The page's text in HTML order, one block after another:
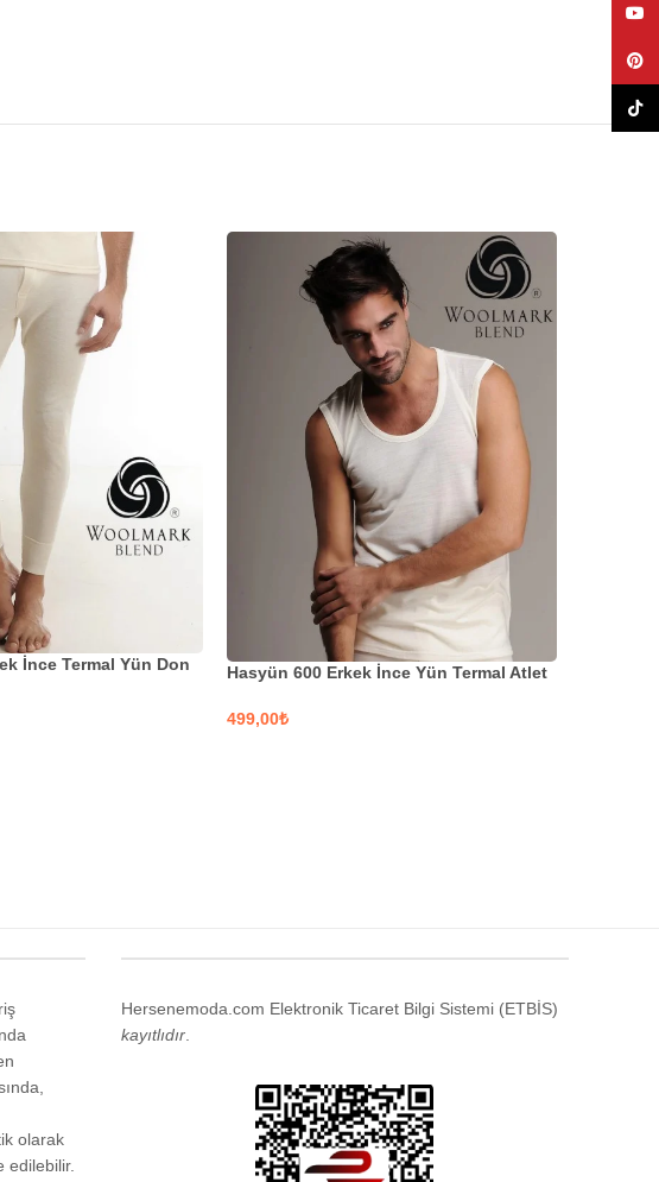
İnce Termal Yün Don Hasyün 600 Erkek İnce Yün Termal Atlet
₺
olarak
edilebilir.
Hersenemoda.com Elektronik Ticaret Bilgi Sistemi (ETBİS)
kayıtlıdır.